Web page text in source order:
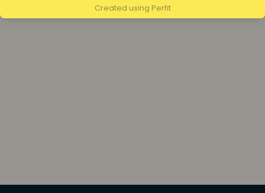
Created using Perfit